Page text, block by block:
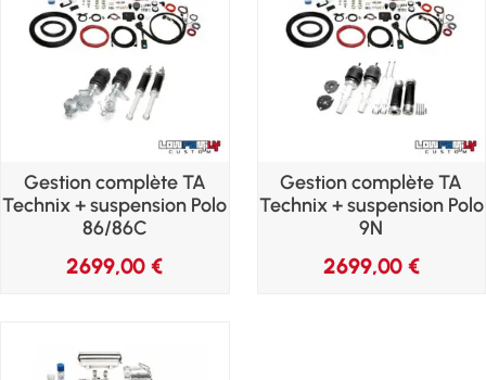
Gestion complète TA
Technix + suspension Polo
86/86C
2699,00€
Gestion complète TA
Technix + suspension Polo
9N
2699,00 €